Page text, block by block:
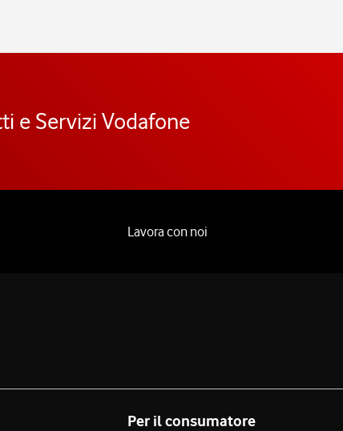
e Servizi Vodafone
Lavora con noi
Per il consumatore